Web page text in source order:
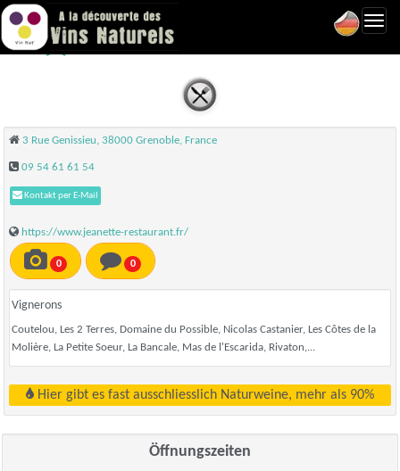
Jeanette - Grenoble
3 Rue Genissieu, 38000 Grenoble, France
09 54 61 61 54
Kontakt per E-Mail
https://www.jeanette-restaurant.fr/
0 0
Vignerons
Coutelou, Les 2 Terres, Domaine du Possible, Nicolas Castanier, Les Côtes de la
Molière, La Petite Soeur, La Bancale, Mas de l'Escarida, Rivaton,...
Hier gibt es fast ausschliesslich Naturweine, mehr als 90%
Öffnungszeiten